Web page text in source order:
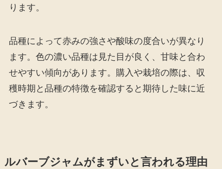
ります。
品種によって赤みの強さや酸味の度合いが異なり
ます。色の濃い品種は見た目が良く、甘味と合わ
せやすい傾向があります。購入や栽培の際は、収
穫時期と品種の特徴を確認すると期待した味に近
づきます。
ルバーブジャムがまずいと言われる理由